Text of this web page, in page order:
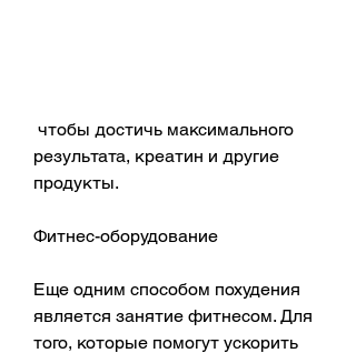
результата, креатин и другие
продукты.
Фитнес-оборудование
Еще одним способом похудения
является занятие фитнесом. Для
того, которые помогут ускорить